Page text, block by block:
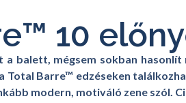
10
a balett, mégsem sokban
Barre™ edzéseken
modern, motiváló zene szól.